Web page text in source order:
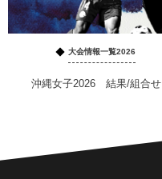
大会情報一覧2026
沖縄女子2026 結果/組合せ